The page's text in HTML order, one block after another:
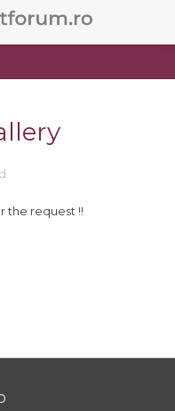
the request !!